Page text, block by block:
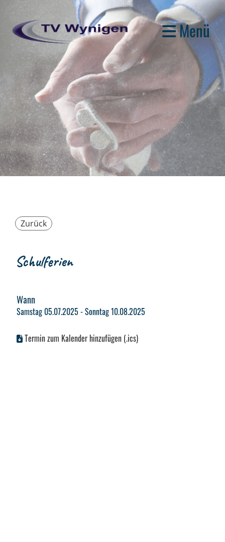
Menü
Zurück
Schulferien
Wann
Samstag 05.07.2025 - Sonntag 10.08.2025
Termin zum Kalender hinzufügen (.ics)